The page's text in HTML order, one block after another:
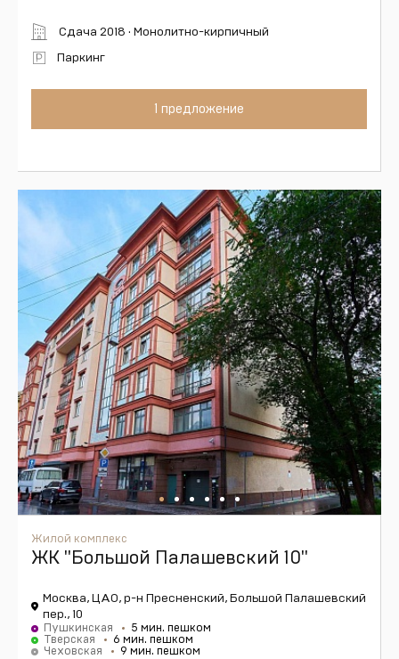
Сдача 2018 · Монолитно-кирпичный
Паркинг
1 предложение
Жилой комплекс
ЖК "Большой Палашевский 10"
Москва, ЦАО, р-н Пресненский, Большой Палашевский
пер., 10
Пушкинская
5 мин. пешком
Тверская
6 мин. пешком
Чеховская
9 мин. пешком